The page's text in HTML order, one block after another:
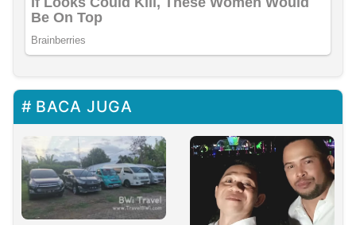
BACA JUGA